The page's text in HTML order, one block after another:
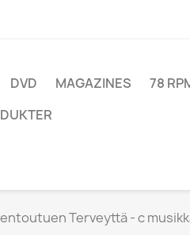
DVD MAGAZINES 78
Terveyttä - c